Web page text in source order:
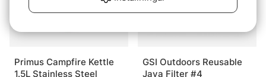
Primus Campfire Kettle
1.5L Stainless Steel
GSI Outdoors Reusable
Java Filter #4